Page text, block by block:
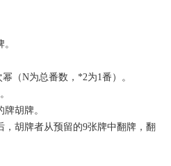
（N为总番数，*2为1番）。
胡牌。
胡牌者从预留的9张牌中翻牌，翻